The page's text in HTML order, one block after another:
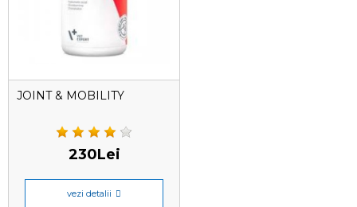
JOINT & MOBILITY
230Lei
vezi detalii